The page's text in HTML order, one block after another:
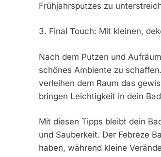
Frühjahrsputzes zu
3. Final Touch: Mit kleinen,
Nach dem Putzen und
schönes Ambiente zu
verleihen dem Raum das
bringen Leichtigkeit in dein
Mit diesen Tipps bleibt dein
und Sauberkeit. Der Febreze
haben, während kleine